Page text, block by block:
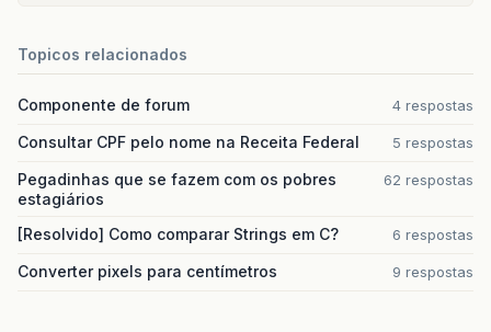
Topicos relacionados
Componente de forum 4 respostas
Consultar CPF pelo nome na Receita Federal 5 respostas
Pegadinhas que se fazem com os pobres
estagiários
62 respostas
[Resolvido] Como comparar Strings em C? 6 respostas
Converter pixels para centímetros 9 respostas